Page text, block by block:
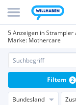
5 Anzeigen in Strampler
Marke: Mothercare
Bundesland
Filtern 2